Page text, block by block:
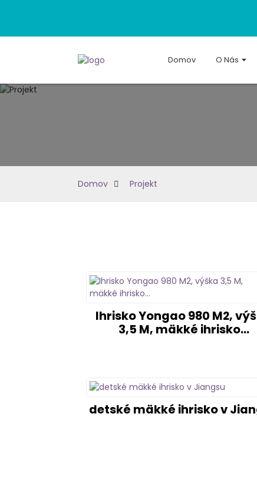
Domov O Nás
Domov Projekt
Ihrisko Yongao 980 M2,
3,5 M, mäkké ihrisko...
detské mäkké ihrisko v